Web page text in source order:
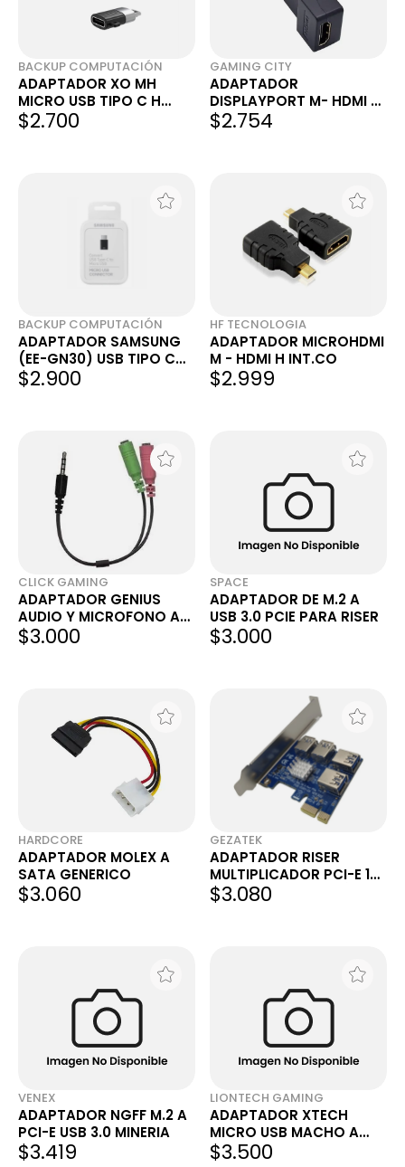
BACKUP COMPUTACIÓN
ADAPTADOR XO MH
MICRO USB TIPO C H
NB149-C
$2.700
GAMING CITY
ADAPTADOR
DISPLAYPORT M- HDMI H
4K INT-CO
$2.754
BACKUP COMPUTACIÓN
ADAPTADOR SAMSUNG
(EE-GN30) USB TIPO C
TO MICRO USB
$2.900
HF TECNOLOGIA
ADAPTADOR MICROHDMI
M - HDMI H INT.CO
$2.999
CLICK GAMING
ADAPTADOR GENIUS
AUDIO Y MICROFONO A
MINIPLUG
$3.000
SPACE
ADAPTADOR DE M.2 A
USB 3.0 PCIE PARA RISER
$3.000
HARDCORE
ADAPTADOR MOLEX A
SATA GENERICO
$3.060
GEZATEK
ADAPTADOR RISER
MULTIPLICADOR PCI-E 1X
A 4X USB 3.0 MINERÍA
$3.080
VENEX
ADAPTADOR NGFF M.2 A
PCI-E USB 3.0 MINERIA
$3.419
LIONTECH GAMING
ADAPTADOR XTECH
MICRO USB MACHO A
USB-A HEMBRA
$3.500